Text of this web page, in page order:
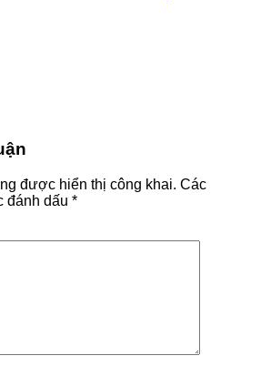
được hiển thị công khai. Các
đánh dấu *